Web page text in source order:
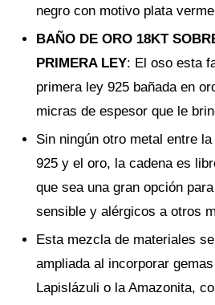
negro con motivo plata
BAÑO DE ORO 18KT
PRIMERA LEY: El oso esta
primera ley 925 bañada en
micras de espesor que le
Sin ningún otro metal entre
925 y el oro, la cadena es
que sea una gran opción
sensible y alérgicos a otros
Esta mezcla de materiales
ampliada al incorporar
Lapislázuli o la Amazonita,